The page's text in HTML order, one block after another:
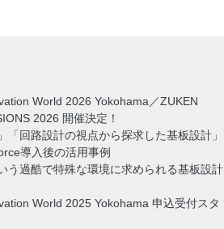
World 2026 Yokohama／ZUKEN
2026 開催決定！
「回路設計の視点から探求した基板設計」
導入後の活用事例
う過酷で特殊な環境に求められる基板設計
World 2025 Yokohama 申込受付スタ